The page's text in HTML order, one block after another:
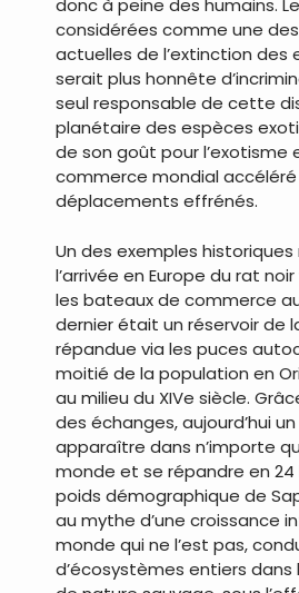
donc à peine des humains.
considérées comme une
actuelles de l’extinction des
serait plus honnête
seul responsable de cette
planétaire des espèces
de son goût pour l’exotisme
commerce mondial
déplacements effrénés.
Un des exemples
l’arrivée en Europe du rat
les bateaux de commerce
dernier était un réservoir de
répandue via les puces
moitié de la population en
au milieu du XIVe siècle.
des échanges, aujourd’hui
apparaître dans n’importe
monde et se répandre en 24
poids démographique de
au mythe d’une croissance
monde qui ne l’est pas,
d’écosystèmes entiers dans